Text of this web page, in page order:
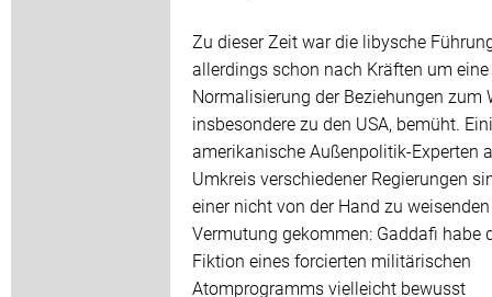
Zu dieser Zeit war die libysche
allerdings schon nach Kräften um eine
Normalisierung der Beziehungen zum
insbesondere zu den USA, bemüht.
amerikanische Außenpolitik-Experten
Umkreis verschiedener Regierungen
einer nicht von der Hand zu weisenden
Vermutung gekommen: Gaddafi habe
Fiktion eines forcierten militärischen
Atomprogramms vielleicht bewusst